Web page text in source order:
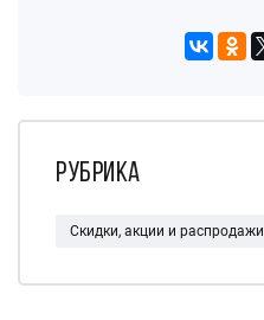
Рубрика
Скидки, акции и распродажи